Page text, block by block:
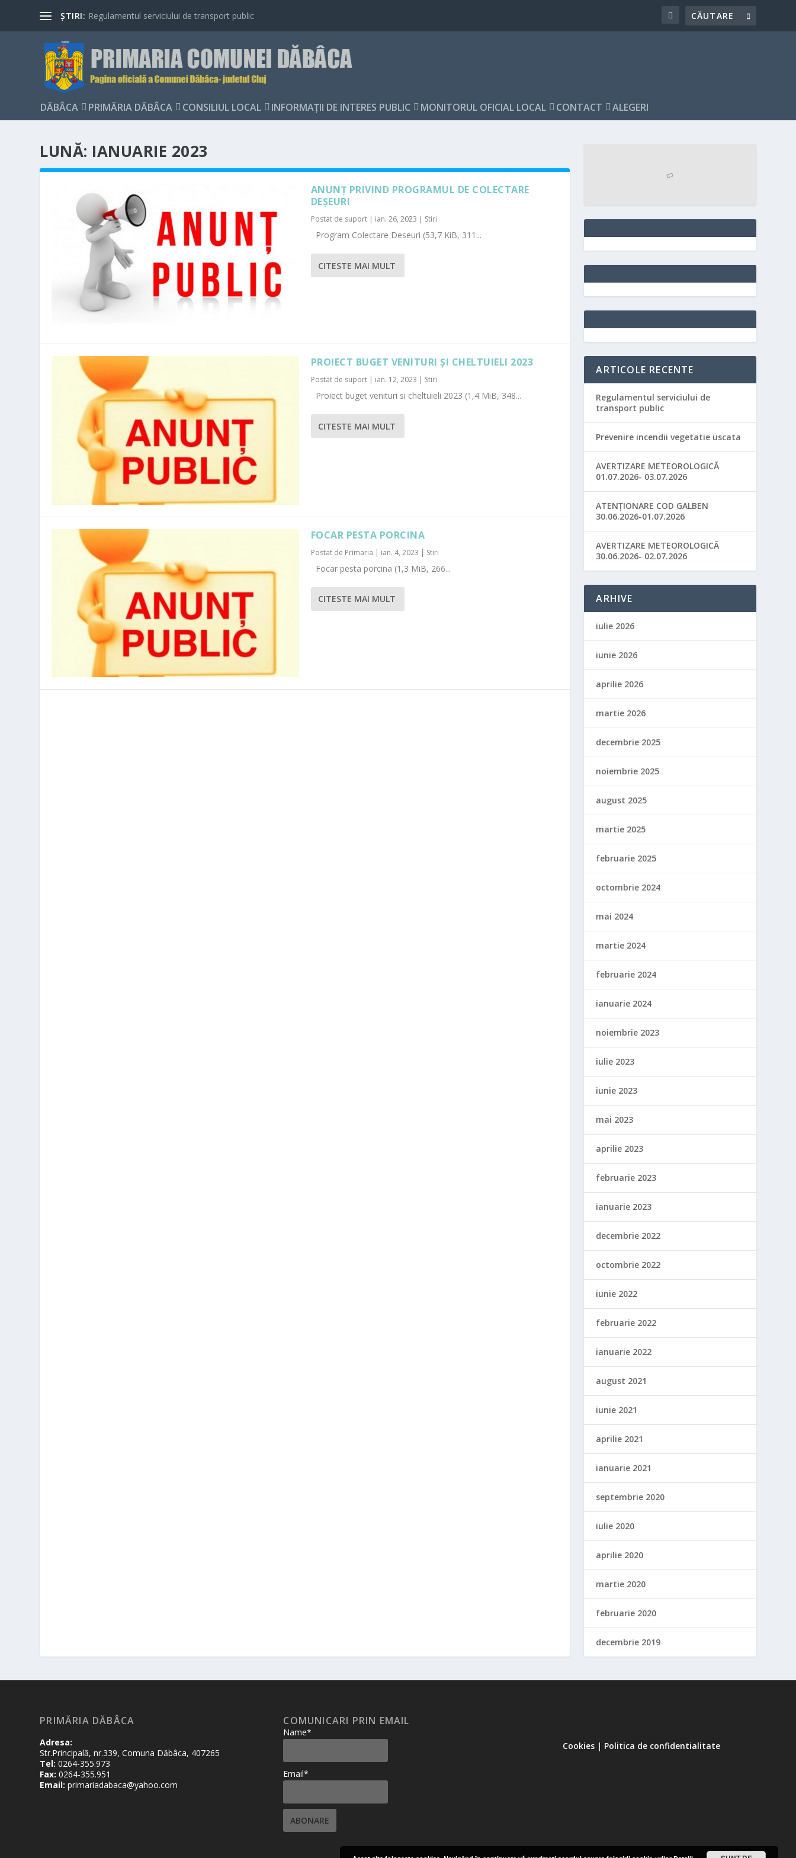
ȘTIRI: Regulamentul serviciului de transport public
DĂBÂCA PRIMĂRIA DĂBÂCA CONSILIUL LOCAL INFORMAŢII DE INTERES PUBLIC MONITORUL OFICIAL LOCAL CONTACT ALEGERI
LUNĂ: IANUARIE 2023
ANUNȚ PRIVIND PROGRAMUL DE COLECTARE
DEȘEURI
Postat de suport| ian. 26, 2023 | Stiri
Program Colectare Deseuri (53,7 KiB, 311...
CITESTE MAI MULT
PROIECT BUGET VENITURI ȘI CHELTUIELI 2023
Postat de suport| ian. 12, 2023 | Stiri
Proiect buget venituri si cheltuieli 2023 (1,4 MiB, 348...
CITESTE MAI MULT
FOCAR PESTA PORCINA
Postat de Primaria | ian. 4, 2023 | Stiri
Focar pesta porcina (1,3 MiB, 266...
CITESTE MAI MULT
ARTICOLE RECENTE
Regulamentul serviciului de
transport public
Prevenire incendii vegetatie uscata
AVERTIZARE METEOROLOGICĂ
01.07.2026- 03.07.2026
ATENȚIONARE COD GALBEN
30.06.2026-01.07.2026
AVERTIZARE METEOROLOGICĂ
30.06.2026- 02.07.2026
ARHIVE
iulie 2026
iunie 2026
aprilie 2026
martie 2026
decembrie 2025
noiembrie 2025
august 2025
martie 2025
februarie 2025
octombrie 2024
mai 2024
martie 2024
februarie 2024
ianuarie 2024
noiembrie 2023
iulie 2023
iunie 2023
mai 2023
aprilie 2023
februarie 2023
ianuarie 2023
decembrie 2022
octombrie 2022
iunie 2022
februarie 2022
ianuarie 2022
august 2021
iunie 2021
aprilie 2021
ianuarie 2021
septembrie 2020
iulie 2020
aprilie 2020
martie 2020
februarie 2020
decembrie 2019
PRIMĂRIA DĂBÂCA
Adresa:
Str.Principală, nr.339, Comuna Dăbâca, 407265
Tel: 0264-355.973
Fax: 0264-355.951
Email: primariadabaca@yahoo.com
COMUNICARI PRIN EMAIL
Name*
Email*
Cookies | Politica de confidentialitate